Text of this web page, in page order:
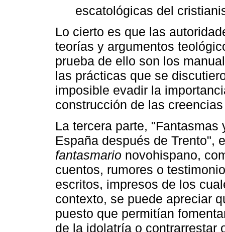
escatológicas del
Lo cierto es que las
teorías y argumentos
prueba de ello son los
las prácticas que se
imposible evadir la
construcción de las
La tercera parte,
España después de Trento",
fantasmario novohispano,
cuentos, rumores o
escritos, impresos de los
contexto, se puede apreciar
puesto que permitían
de la idolatría o contrarrestar